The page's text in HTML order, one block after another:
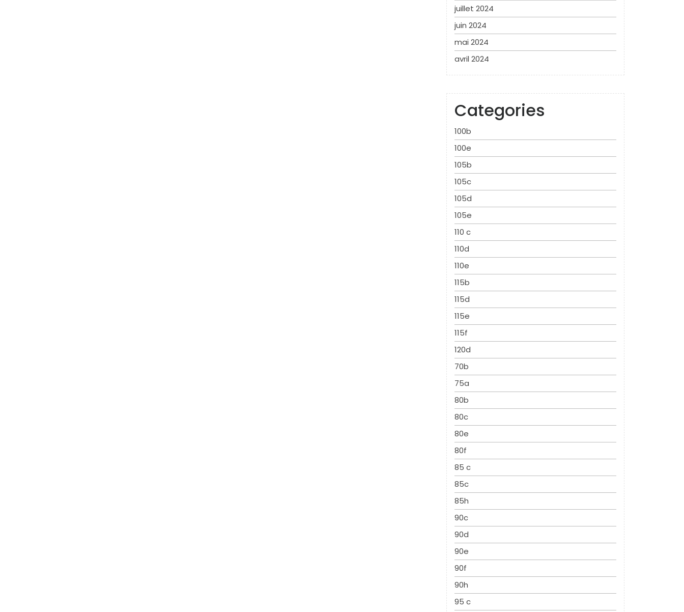
juillet 2024
juin 2024
mai 2024
avril 2024
Categories
100b
100e
105b
105c
105d
105e
110 c
110d
110e
115b
115d
115e
115f
120d
70b
75a
80b
80c
80e
80f
85 c
85c
85h
90c
90d
90e
90f
90h
95 c